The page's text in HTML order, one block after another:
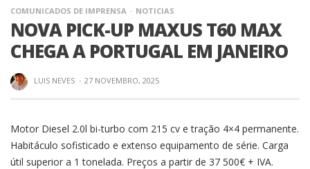
COMUNICADOS DE IMPRENSA NOTICIAS
NOVA PICK-UP MAXUS T60 MAX
CHEGA A PORTUGAL EM JANEIRO
LUIS NEVES · 27 NOVEMBRO, 2025
Motor Diesel 2.0l bi-turbo com 215 cv e tração 4×4 permanente.
Habitáculo sofisticado e extenso equipamento de série. Carga
útil superior a 1 tonelada. Preços a partir de 37 500€ + IVA.